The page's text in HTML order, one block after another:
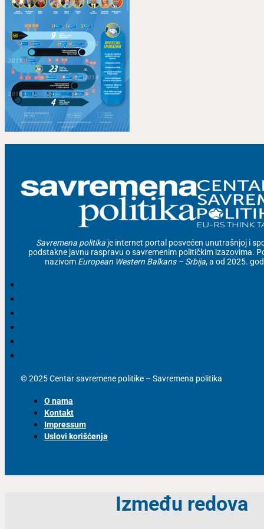
Savremena politika je internet portal posvećen unutrašnjoj i
podstakne javnu raspravu o savremenim političkim izazovima.
nazivom European Western Balkans – Srbija, a od 2025.
© 2025 Centar savremene politike – Savremena politika
O nama
Kontakt
Impressum
Uslovi korišćenja
Između redova